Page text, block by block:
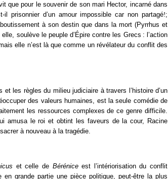
que pour le souvenir de son mari Hector, incarné dans
prisonnier d’un amour impossible car non partagé!;
à son destin que dans la mort (Pyrrhus et
soulève le peuple d’Épire contre les Grecs : l’action
elle n’est là que comme un révélateur du conflit des
les règles du milieu judiciaire à travers l’histoire d’un
des valeurs humaines, est la seule comédie de
les ressources complexes de ce genre difficile.
amusa le roi et obtint les faveurs de la cour, Racine
à nouveau à la tragédie.
et celle de Béréniceest l’intériorisation du conflit
en grande partie une pièce politique, peut-être la plus